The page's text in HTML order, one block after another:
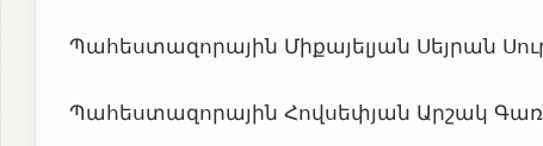
Պահեստազորային Միքայելյան Սեյրան
Պահեստազորային Հովսեփյան Արշակ